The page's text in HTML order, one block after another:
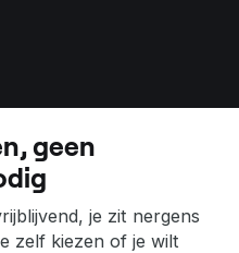
geen
je zit nergens
zelf kiezen of je wilt